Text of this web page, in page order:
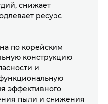
снижает
ресурс
по корейским
конструкцию
и
эффективного
пыли и снижения
ВАС
НАШЕГО
НАШИ ЭКСПЕРТЫ
ВАС